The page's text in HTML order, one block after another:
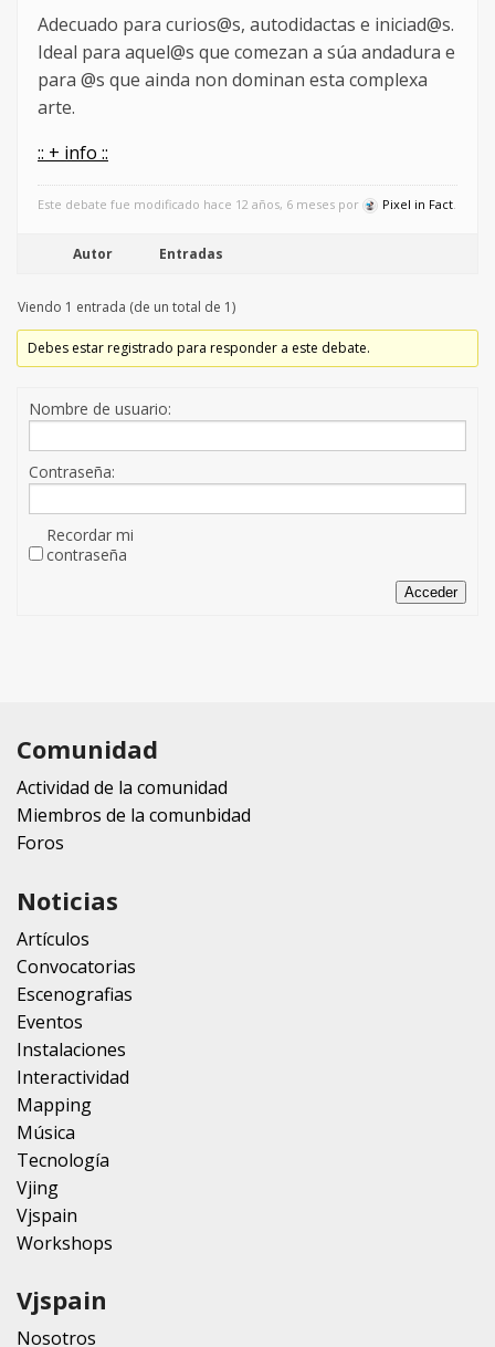
Adecuado para curios@s, autodidactas e iniciad@s.
Ideal para aquel@s que comezan a súa andadura e
para @s que ainda non dominan esta complexa
arte.
:: + info ::
Este debate fue modificado hace 12 años, 6 meses por Pixel in Fact.
Autor Entradas
Viendo 1 entrada (de un total de 1)
Debes estar registrado para responder a este debate.
Nombre de usuario:
Contraseña:
Recordar mi
contraseña
Acceder
Comunidad
Actividad de la comunidad
Miembros de la comunbidad
Foros
Noticias
Artículos
Convocatorias
Escenografias
Eventos
Instalaciones
Interactividad
Mapping
Música
Tecnología
Vjing
Vjspain
Workshops
Vjspain
Nosotros